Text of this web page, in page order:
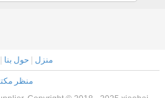
منزل |حول بنا
منظر